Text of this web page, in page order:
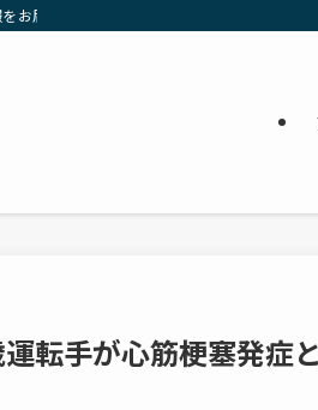
お届け」
転手が心筋梗塞発症と